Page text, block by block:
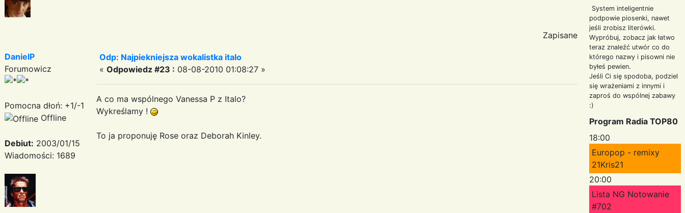
Zapisane
DanielP
Forumowicz
Pomocna dłoń: +1/-1
Offline
Debiut: 2003/01/15
Wiadomości: 1689
Odp: Najpiekniejsza wokalistka italo
« Odpowiedz #23 : 08-08-2010 01:08:27 »
A co ma wspólnego Vanessa P z Italo?
Wykreślamy !
To ja proponuję Rose oraz Deborah Kinley.
System inteligentnie
podpowie piosenki, nawet
jeśli zrobisz literówki.
Wypróbuj, zobacz jak łatwo
teraz znaleźć utwór co do
którego nazwy i pisowni nie
byłeś pewien.
Jeśli Ci się spodoba, podziel
się wrażeniami z innymi i
zaproś do wspólnej zabawy
:)
Program Radia TOP80
18:00
Europop - remixy
21Kris21
20:00
Lista NG Notowanie
#702